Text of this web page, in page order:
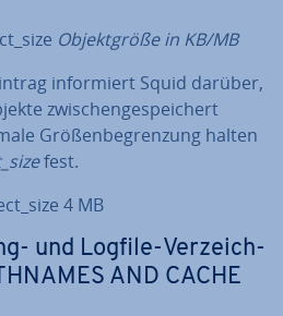
Ob­jekt­grö­ße in KB/MB
in­for­miert Squid darüber,
zwi­schen­ge­spei­chert
Grö­ßen­be­gren­zung halten
fest.
4 MB
und Logfile-Ver­zeich­
AND CACHE